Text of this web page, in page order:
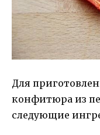
Для
конфитюра из
следующие